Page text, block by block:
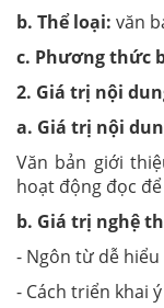
b. Thể loại: văn
c. Phương thức
2. Giá trị nội
a. Giá trị nội
Văn bản giới
hoạt động đọc
b. Giá trị nghệ
- Ngôn từ dễ hiểu
- Cách triển khai